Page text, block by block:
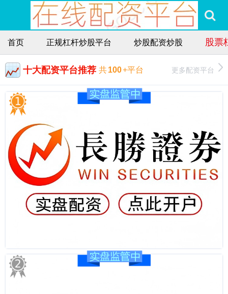
首页 正规杠杆炒股平台 炒股配资炒股 股票
十大配资平台推荐 共100+平台 更多配资平台